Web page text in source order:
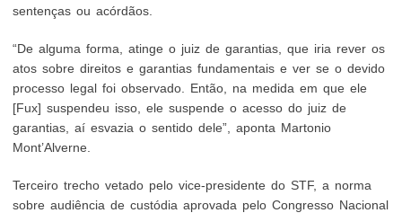
sentenças ou acórdãos.
“De alguma forma, atinge o juiz de garantias, que iria rever os
atos sobre direitos e garantias fundamentais e ver se o devido
processo legal foi observado. Então, na medida em que ele
[Fux] suspendeu isso, ele suspende o acesso do juiz de
garantias, aí esvazia o sentido dele”, aponta Martonio
Mont’Alverne.
Terceiro trecho vetado pelo vice-presidente do STF, a norma
sobre audiência de custódia aprovada pelo Congresso Nacional